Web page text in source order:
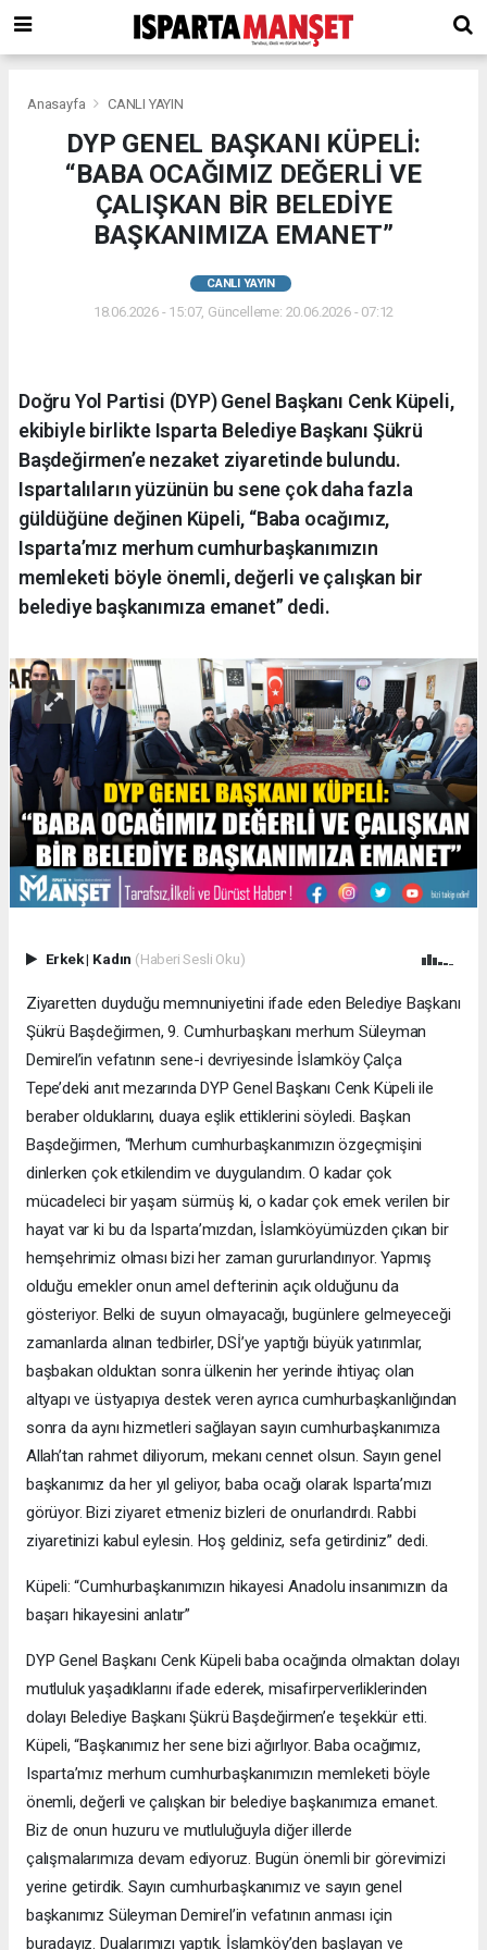
Anasayfa CANLI YAYIN
DYP GENEL BAŞKANI KÜPELİ:
“BABA OCAĞIMIZ DEĞERLİ VE
ÇALIŞKAN BİR BELEDİYE
BAŞKANIMIZA EMANET”
CANLI YAYIN
18.06.2026 - 15:07, Güncelleme: 20.06.2026 - 07:12
Doğru Yol Partisi (DYP) Genel Başkanı Cenk Küpeli,
ekibiyle birlikte Isparta Belediye Başkanı Şükrü
Başdeğirmen’e nezaket ziyaretinde bulundu.
Ispartalıların yüzünün bu sene çok daha fazla
güldüğüne değinen Küpeli, “Baba ocağımız,
Isparta’mız merhum cumhurbaşkanımızın
memleketi böyle önemli, değerli ve çalışkan bir
belediye başkanımıza emanet” dedi.
Erkek| Kadın (Haberi Sesli Oku)
Ziyaretten duyduğu memnuniyetini ifade eden Belediye Başkanı
Şükrü Başdeğirmen, 9. Cumhurbaşkanı merhum Süleyman
Demirel’in vefatının sene-i devriyesinde İslamköy Çalça
Tepe’deki anıt mezarında DYP Genel Başkanı Cenk Küpeli ile
beraber olduklarını, duaya eşlik ettiklerini söyledi. Başkan
Başdeğirmen, “Merhum cumhurbaşkanımızın özgeçmişini
dinlerken çok etkilendim ve duygulandım. O kadar çok
mücadeleci bir yaşam sürmüş ki, o kadar çok emek verilen bir
hayat var ki bu da Isparta’mızdan, İslamköyümüzden çıkan bir
hemşehrimiz olması bizi her zaman gururlandırıyor. Yapmış
olduğu emekler onun amel defterinin açık olduğunu da
gösteriyor. Belki de suyun olmayacağı, bugünlere gelmeyeceği
zamanlarda alınan tedbirler, DSİ’ye yaptığı büyük yatırımlar,
başbakan olduktan sonra ülkenin her yerinde ihtiyaç olan
altyapı ve üstyapıya destek veren ayrıca cumhurbaşkanlığından
sonra da aynı hizmetleri sağlayan sayın cumhurbaşkanımıza
Allah’tan rahmet diliyorum, mekanı cennet olsun. Sayın genel
başkanımız da her yıl geliyor, baba ocağı olarak Isparta’mızı
görüyor. Bizi ziyaret etmeniz bizleri de onurlandırdı. Rabbi
ziyaretinizi kabul eylesin. Hoş geldiniz, sefa getirdiniz” dedi.
Küpeli: “Cumhurbaşkanımızın hikayesi Anadolu insanımızın da
başarı hikayesini anlatır”
DYP Genel Başkanı Cenk Küpeli baba ocağında olmaktan dolayı
mutluluk yaşadıklarını ifade ederek, misafirperverliklerinden
dolayı Belediye Başkanı Şükrü Başdeğirmen’e teşekkür etti.
Küpeli, “Başkanımız her sene bizi ağırlıyor. Baba ocağımız,
Isparta’mız merhum cumhurbaşkanımızın memleketi böyle
önemli, değerli ve çalışkan bir belediye başkanımıza emanet.
Biz de onun huzuru ve mutluluğuyla diğer illerde
çalışmalarımıza devam ediyoruz. Bugün önemli bir görevimizi
yerine getirdik. Sayın cumhurbaşkanımız ve sayın genel
başkanımız Süleyman Demirel’in vefatının anması için
buradayız. Dualarımızı yaptık. İslamköy’den başlayan ve